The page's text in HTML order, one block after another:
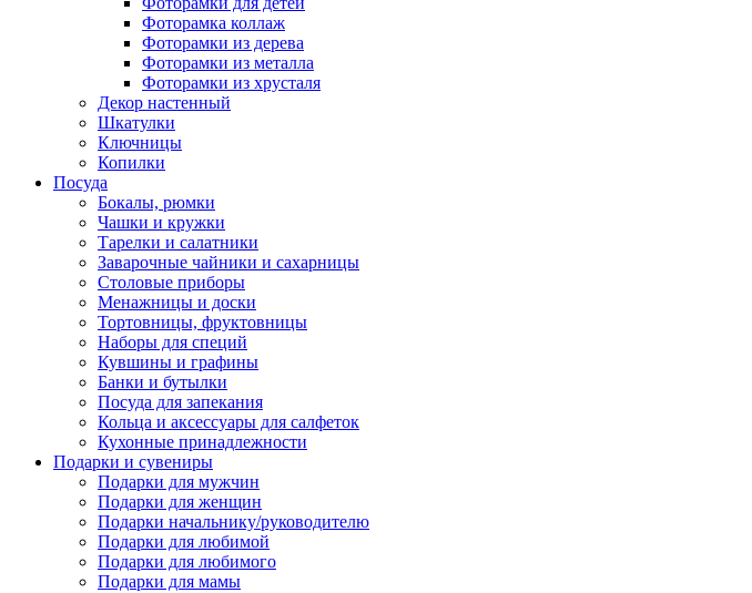
Фоторамка коллаж
Фоторамки из дерева
Фоторамки из металла
Фоторамки из хрусталя
Декор настенный
Шкатулки
Ключницы
Копилки
Посуда
Бокалы, рюмки
Чашки и кружки
Тарелки и салатники
Заварочные чайники и сахарницы
Столовые приборы
Менажницы и доски
Тортовницы, фруктовницы
Наборы для специй
Кувшины и графины
Банки и бутылки
Посуда для запекания
Кольца и аксессуары для салфеток
Кухонные принадлежности
Подарки и сувениры
Подарки для мужчин
Подарки для женщин
Подарки начальнику/руководителю
Подарки для любимой
Подарки для любимого
Подарки для мамы